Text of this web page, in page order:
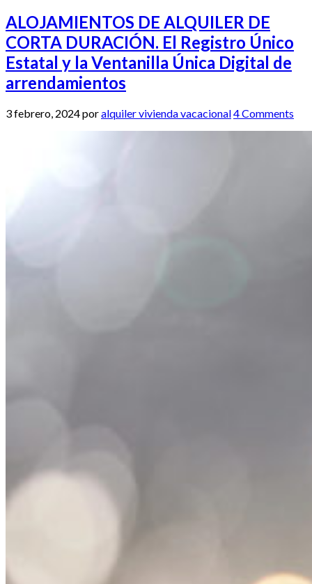
ALOJAMIENTOS DE ALQUILER DE
CORTA DURACIÓN. El Registro Único
Estatal y la Ventanilla Única Digital de
arrendamientos
3 febrero, 2024poralquiler vivienda vacacional4 Comments